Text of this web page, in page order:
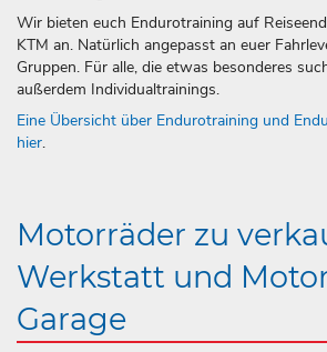
Wir bieten euch Endurotraining auf
KTM an. Natürlich angepasst an euer
Gruppen. Für alle, die etwas besonderes
außerdem Individualtrainings.
Eine Übersicht über Endurotraining und
hier.
Motorräder zu
Werkstatt und
Garage